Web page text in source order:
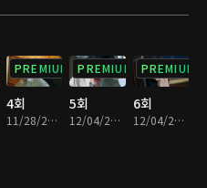
PREMIUM
4회
11/28/2019 • 35분
PREMIUM
5회
12/04/2019 • 32분
PREMIUM
6회
12/04/2019 • 31분